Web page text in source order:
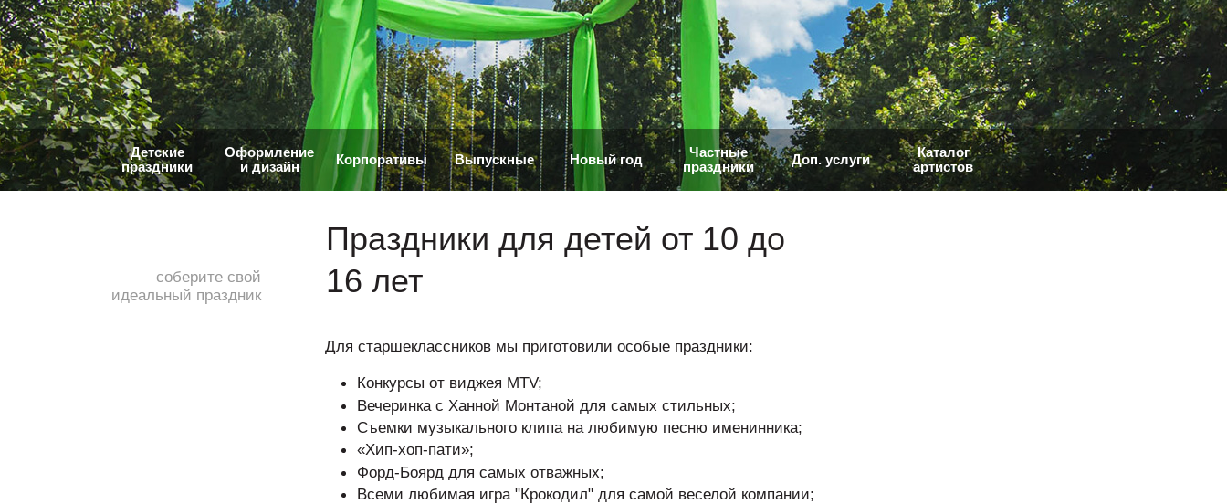
Детские
праздники
Оформление
и дизайн
Корпоративы Выпускные Новый год
Частные
праздники
Доп. услуги
Каталог
артистов
Праздники для детей от 10 до
16 лет
соберите свой
идеальный праздник
Для старшеклассников мы приготовили особые праздники:
Конкурсы от виджея MTV;
Вечеринка с Ханной Монтаной для самых стильных;
Съемки музыкального клипа на любимую песню именинника;
«Хип-хоп-пати»;
Форд-Боярд для самых отважных;
Всеми любимая игра "Крокодил" для самой веселой компании;